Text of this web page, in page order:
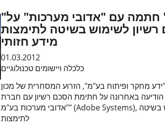
"ידע" חתמה עם "אדובי מערכות" על
לשימוש בשיטה לתימצות
מידע חזותי
01.03.2012
כלכלה ויישומים טכנולוגיים
מחקר ופיתוח בע"מ", הזרוע המסחרית של מכון
הודיעה באחרונה על חתימת הסכם רשיון עם חברת
"אדובי מערכות בע"מ" (Adobe Systems), לגבי שימוש בשיטה
לתימצות